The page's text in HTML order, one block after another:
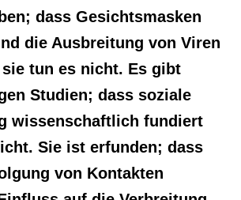
dass Gesichtsmasken
die Ausbreitung von Viren
tun es nicht. Es gibt
Studien; dass soziale
wissenschaftlich fundiert
Sie ist erfunden; dass
von Kontakten